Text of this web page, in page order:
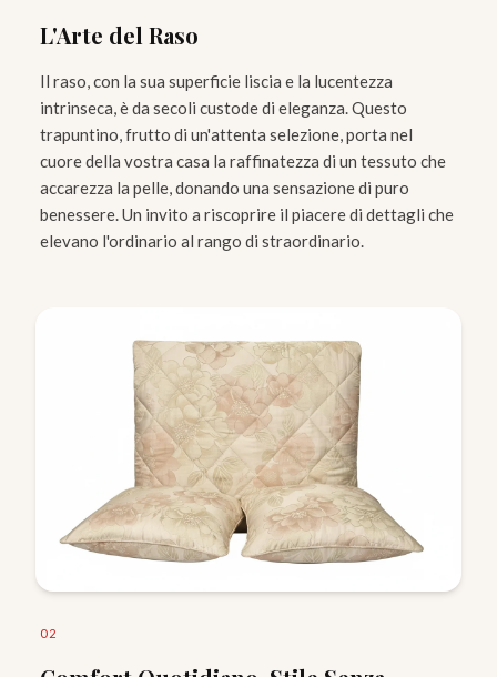
L'Arte del Raso
Il raso, con la sua superficie liscia e la lucentezza
intrinseca, è da secoli custode di eleganza. Questo
trapuntino, frutto di un'attenta selezione, porta nel
cuore della vostra casa la raffinatezza di un tessuto che
accarezza la pelle, donando una sensazione di puro
benessere. Un invito a riscoprire il piacere di dettagli che
elevano l'ordinario al rango di straordinario.
02